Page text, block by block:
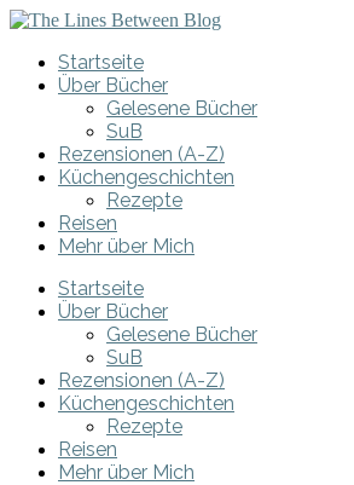
Startseite
Über Bücher
Gelesene Bücher
SuB
Rezensionen (A-Z)
Küchengeschichten
Rezepte
Reisen
Mehr über Mich
Startseite
Über Bücher
Gelesene Bücher
SuB
Rezensionen (A-Z)
Küchengeschichten
Rezepte
Reisen
Mehr über Mich